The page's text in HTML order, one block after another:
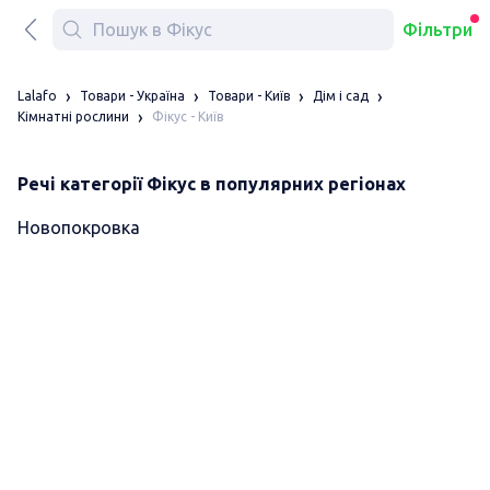
Фільтри
Lalafo Товари - Україна Товари - Київ
Дім і сад
Кімнатні рослини
Фікус - Київ
Речі категорії Фікус в популярних регіонах
Новопокровка